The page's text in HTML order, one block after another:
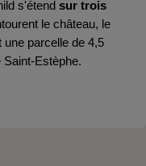
s'étend sur trois
le château, le
une parcelle de 4,5
Estèphe.